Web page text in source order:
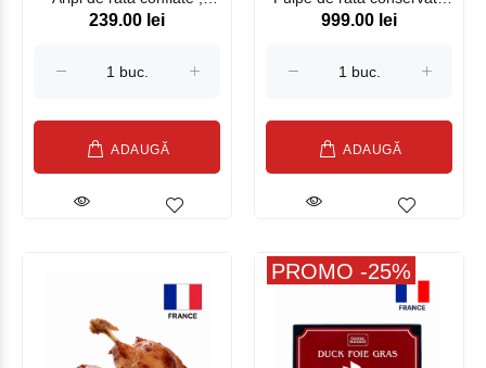
1350 g
239.00 lei
ADAUGĂ
in grasime 10 buc, 3825 g
999.00 lei
ADAUGĂ
PROMO -25%